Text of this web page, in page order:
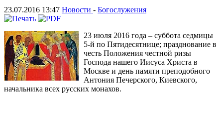
23.07.2016 13:47 Новости - Богослужения
23 июля 2016 года – суббота седмицы
5-й по Пятидесятнице; празднование в
честь Положения честной ризы
Господа нашего Иисуса Христа в
Москве и день памяти преподобного
Антония Печерского, Киевского,
начальника всех русских монахов.